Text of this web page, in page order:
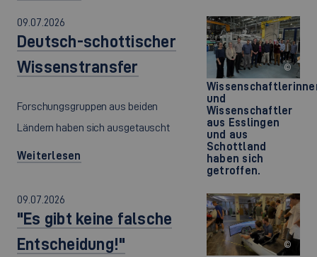
und
Wissenschaftler
aus Esslingen
und aus
Schottland
haben sich
getroffen.
©
09.07.2026
Deutsch-schottischer
Wissenstransfer
Forschungsgruppen aus beiden
Ländern haben sich ausgetauscht
Weiterlesen
©
09.07.2026
"Es gibt keine falsche
Entscheidung!"